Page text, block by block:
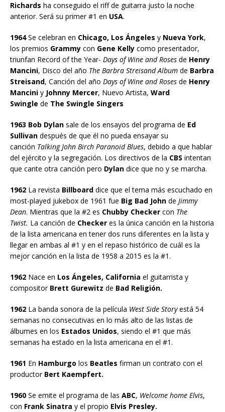
Richards ha conseguido el riff de guitarra justo la noche
anterior. Será su primer #1 en USA.
1964Se celebran en Chicago, Los Ángeles y Nueva York,
los premios Grammy con Gene Kelly como presentador,
triunfan Record of the Year- Days of Wine and Roses de Henry
Mancini, Disco del año The Barbra Streisand Album de Barbra
Streisand, Canción del año Days of Wine and Roses de Henry
Mancini y Johnny Mercer, Nuevo Artista, Ward
Swingle de The Swingle Singers
1963 Bob Dylan sale de los ensayos del programa de Ed
Sullivan después de que él no pueda ensayar su
canción Talking John Birch Paranoid Blues, debido a que hablar
del ejército y la segregación. Los directivos de la CBS intentan
que cante otra canción pero Dylan dice que no y se marcha.
1962 La revista Billboard dice que el tema más escuchado en
most-played jukebox de 1961 fue Big Bad John de Jimmy
Dean. Mientras que la #2 es Chubby Checker con The
Twist. La canción de Checker es la única canción en la historia
de la lista americana en tener dos runs diferentes en la lista y
llegar en ambas al #1 y en el repaso histórico de cuál es la
mejor canción en la lista de 1958 a 2015 es la #1.
1962 Nace en Los Ángeles, California el guitarrista y
compositorBrett Gurewitz de Bad Religión.
1962 La banda sonora de la película West Side Storyestá 54
semanas no consecutivas en lo más alto de las listas de
álbumes en los Estados Unidos, siendo el #1 que más
semanas ha estado en la lista americana en el #1.
1961 En Hamburgo los Beatles firman un contrato con el
productorBert Kaempfert.
1960 Se emite el programa de las ABC, Welcome home Elvis,
con Frank Sinatra y el propio Elvis Presley.